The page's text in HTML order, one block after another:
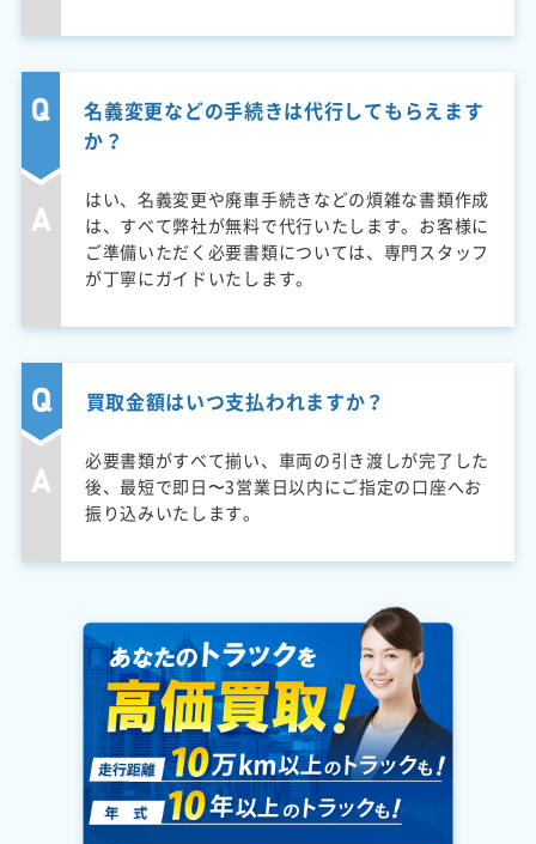
名義変更などの手続きは代行してもらえます
か？
はい、名義変更や廃車手続きなどの煩雑な書類作成
は、すべて弊社が無料で代行いたします。お客様に
ご準備いただく必要書類については、専門スタッフ
が丁寧にガイドいたします。
買取金額はいつ支払われますか？
必要書類がすべて揃い、車両の引き渡しが完了した
後、最短で即日〜3営業日以内にご指定の口座へお
振り込みいたします。